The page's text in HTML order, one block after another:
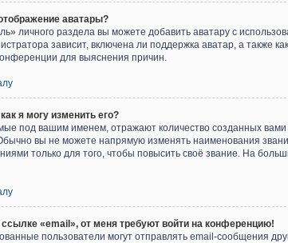
аватары?
личного раздела вы можете добавить аватару с
зависит, включена ли поддержка аватар, а также
для выяснения причин.
я могу изменить его?
под вашим именем, отражают количество созданных
вы не можете напрямую изменять наименования
только для того, чтобы повысить своё звание. На
«email», от меня требуют войти на конференцию!
пользователи могут отправлять email-сообщения